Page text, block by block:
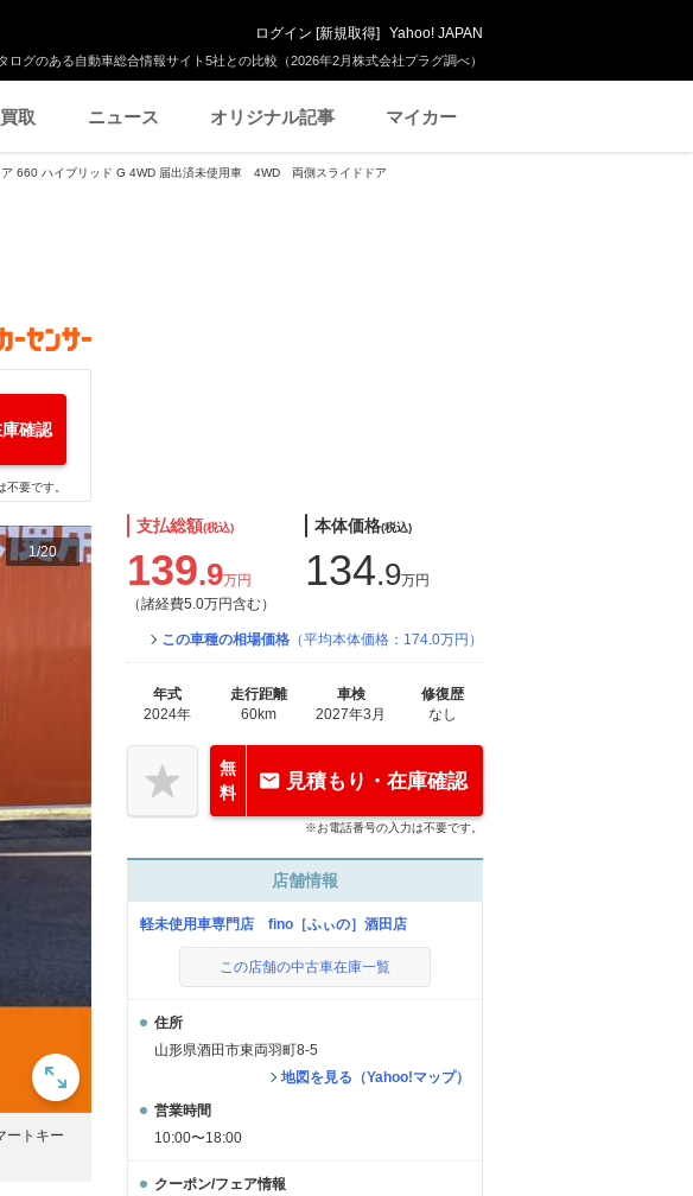
ログのある自動車総合情報サイト5社との比較（2026年2月株式会社プラグ調べ）
ログイン [新規取得] Yahoo! JAPAN
取 ニュース オリジナル記事 マイカー
ア 660 ハイブリッド G 4WD 届出済未使用車 4WD 両側スライドドア
確認
要です。
1/20
ートキー
支払総額(税込)
139.9万円
（諸経費5.0万円含む）
本体価格(税込)
134.9万円
この車種の相場価格 （平均本体価格：174.0万円）
年式
2024年
走行距離
60km
車検
2027年3月
修復歴
なし
無
料
見積もり・在庫確認
※お電話番号の入力は不要です。
店舗情報
軽未使用車専門店 fino［ふぃの］酒田店
この店舗の中古車在庫一覧
住所
山形県酒田市東両羽町8-5
地図を見る（Yahoo!マップ）
営業時間
10:00〜18:00
クーポン/フェア情報